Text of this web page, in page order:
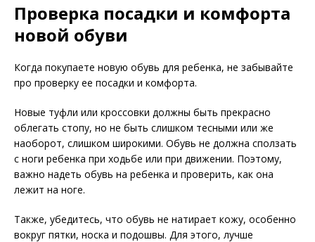
Проверка посадки и комфорта
новой обуви
Когда покупаете новую обувь для ребенка, не забывайте
про проверку ее посадки и комфорта.
Новые туфли или кроссовки должны быть прекрасно
облегать стопу, но не быть слишком тесными или же
наоборот, слишком широкими. Обувь не должна сползать
с ноги ребенка при ходьбе или при движении. Поэтому,
важно надеть обувь на ребенка и проверить, как она
лежит на ноге.
Также, убедитесь, что обувь не натирает кожу, особенно
вокруг пятки, носка и подошвы. Для этого, лучше